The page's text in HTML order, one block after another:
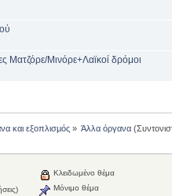
Ματζόρε/Μινόρε+Λαϊκοί δρόμοι
και εξοπλισμός» Άλλα όργανα
Κλειδωμένο θέμα
Μόνιμο θέμα